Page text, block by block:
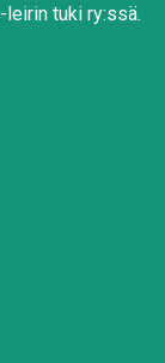
tuki ry:ssä.